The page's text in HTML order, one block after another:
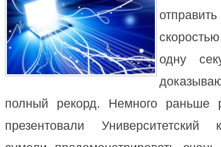
одну
полный рекорд. Немного раньше
презентовали